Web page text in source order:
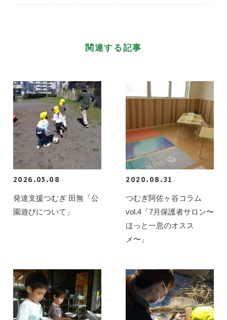
関連する記事
2026.05.08
発達支援つむぎ 田無「公
園遊びについて」
2020.08.31
つむぎ阿佐ヶ谷コラム
vol.4「7月保護者サロン〜
ほっと一息のオスス
メ〜」